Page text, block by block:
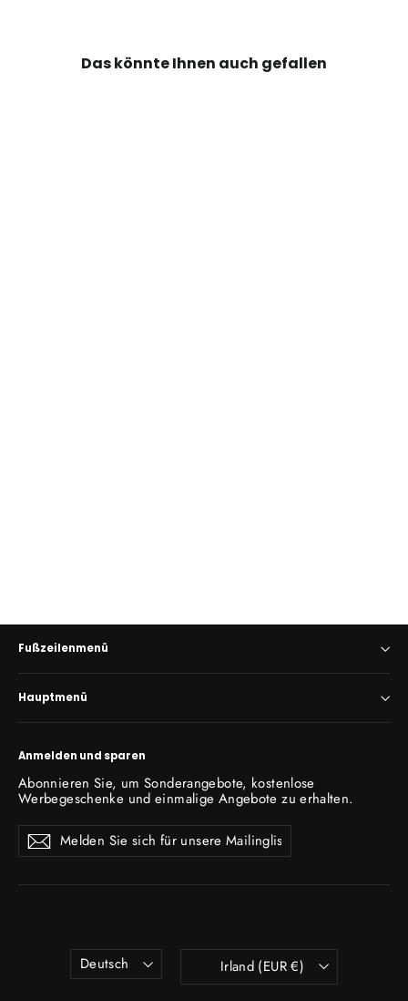
Das könnte Ihnen auch gefallen
Fußzeilenmenü
Hauptmenü
Anmelden und sparen
Abonnieren Sie, um Sonderangebote, kostenlose
Werbegeschenke und einmalige Angebote zu erhalten.
Melden
Sie
sich
unsere
AbonnierenAbonnieren
Sprache
Deutsch WährungIrland (EUR €)